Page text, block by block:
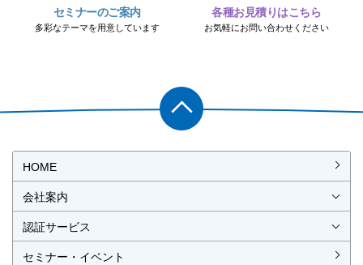
セミナーのご案内
多彩なテーマを用意しています
各種お見積りはこちら
お気軽にお問い合わせください
HOME
会社案内
認証サービス
ISO認証（マネジメントシステム）
ISO 9001 （品質）
ISO 14001（環境）
ISO 55001（アセット）
ISO 45001（労働安全衛生）
ISO 27001（情報セキュリティ）
MSAの審査認証
ISOとは？
JIS製品認証
JIS製品認証の手続き
認証リスト
セミナー・イベント